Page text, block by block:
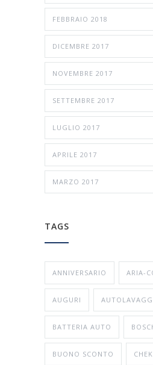
FEBBRAIO 2018
DICEMBRE 2017
NOVEMBRE 2017
SETTEMBRE 2017
LUGLIO 2017
APRILE 2017
MARZO 2017
TAGS
ANNIVERSARIO ARIA-
AUGURI
BATTERIA AUTO
BUONO SCONTO